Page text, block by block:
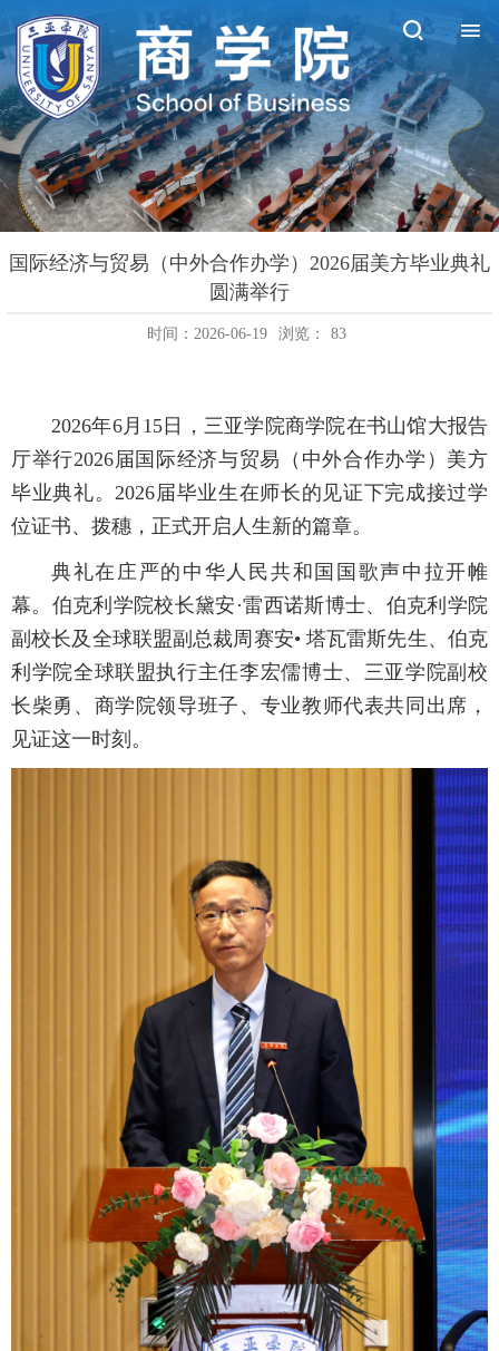
国际经济与贸易（中外合作办学）2026届美方毕业典礼
圆满举行
时间：2026-06-19 浏览： 83
2026年6月15日，三亚学院商学院在书山馆大报告
厅举行2026届国际经济与贸易（中外合作办学）美方
毕业典礼。2026届毕业生在师长的见证下完成接过学
位证书、拨穗，正式开启人生新的篇章。
典礼在庄严的中华人民共和国国歌声中拉开帷
幕。伯克利学院校长黛安·雷西诺斯博士、伯克利学院
副校长及全球联盟副总裁周赛安• 塔瓦雷斯先生、伯克
利学院全球联盟执行主任李宏儒博士、三亚学院副校
长柴勇、商学院领导班子、专业教师代表共同出席，
见证这一时刻。